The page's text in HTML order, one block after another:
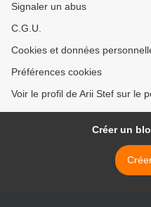
Signaler un abus
C.G.U.
Cookies et données
Préférences cookies
Voir le profil de Arii Stef sur le
Créer un